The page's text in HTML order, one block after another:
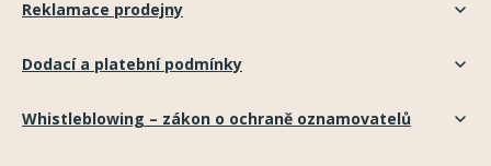
Reklamace prodejny
Dodací a platební podmínky
Whistleblowing – zákon o ochraně oznamovatelů